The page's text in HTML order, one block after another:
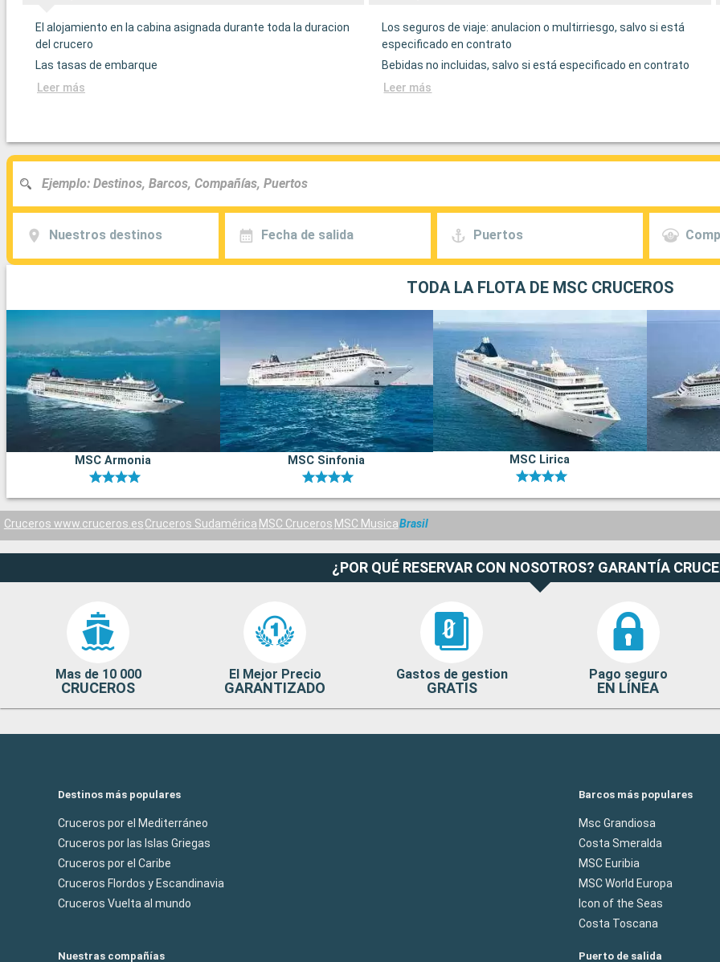
El alojamiento en la cabina asignada durante toda la duracion
del crucero
Las tasas de embarque
Leer más
Los seguros de viaje: anulacion o multirriesgo, salvo si está
especificado en contrato
Bebidas no incluidas, salvo si está especificado en contrato
Leer más
Nuestros destinos Fecha de salida Puertos
TODA LA FLOTA DE MSC CRUCEROS
MSC Armonia MSC Sinfonia MSC Lirica
Cruceros www.cruceros.esCruceros Sudamérica MSC Cruceros MSC MusicaBrasil
¿POR QUÉ RESERVAR CON NOSOTROS? GARANTÍA
Mas de 10 000
CRUCEROS
El Mejor Precio
GARANTIZADO
Gastos de gestion
GRATIS
Pago seguro
EN LÍNEA
Destinos más populares
Cruceros por el Mediterráneo
Cruceros por las Islas Griegas
Cruceros por el Caribe
Cruceros Flordos y Escandinavia
Cruceros Vuelta al mundo
Barcos más populares
Msc Grandiosa
Costa Smeralda
MSC Euribia
MSC World Europa
Icon of the Seas
Costa Toscana
Nuestras compañías Puerto de salida